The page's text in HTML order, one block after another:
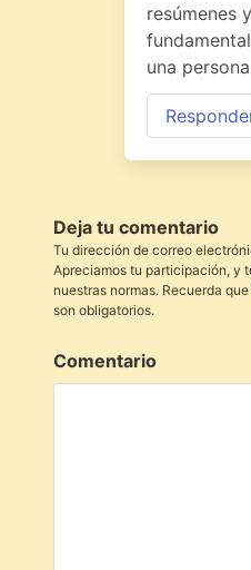
resúmenes
una
Deja tu comentario
Tu dirección de correo
Apreciamos tu participación, y
nuestras normas. Recuerda
son obligatorios.
Comentario